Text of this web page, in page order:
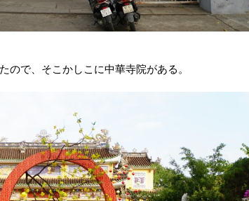
ので、そこかしこに中華寺院がある。